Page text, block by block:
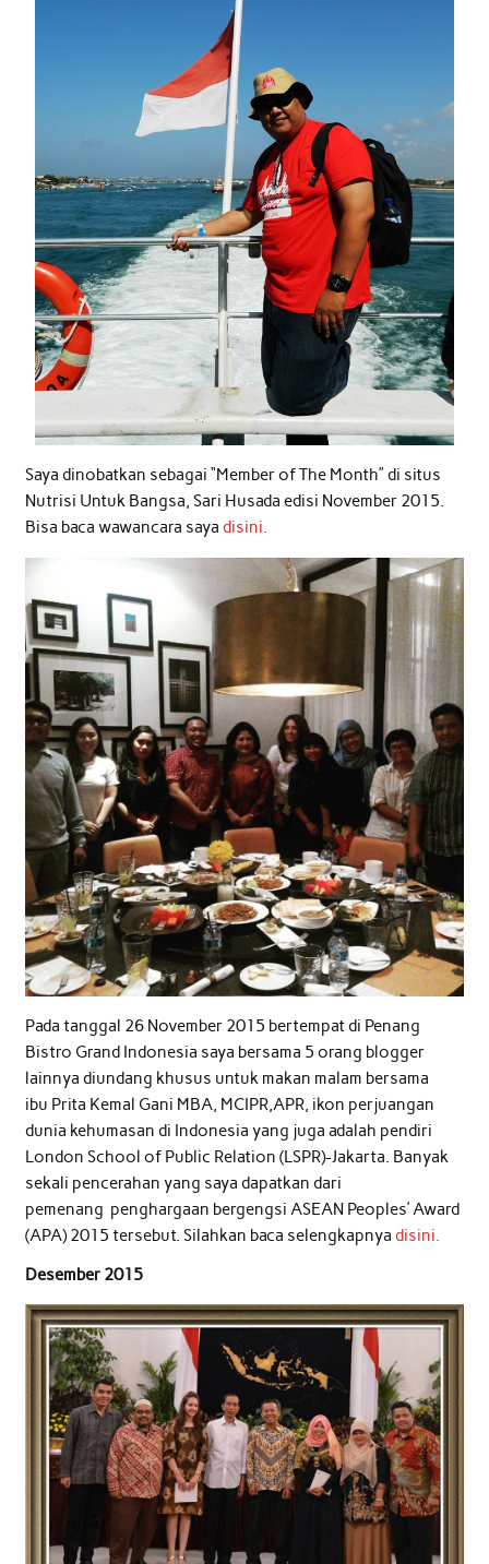
Saya dinobatkan sebagai “Member of The Month” di situs
Nutrisi Untuk Bangsa, Sari Husada edisi November 2015.
Bisa baca wawancara saya disini.
Pada tanggal 26 November 2015 bertempat di Penang
Bistro Grand Indonesia saya bersama 5 orang blogger
lainnya diundang khusus untuk makan malam bersama
ibu Prita Kemal Gani MBA, MCIPR,APR, ikon perjuangan
dunia kehumasan di Indonesia yang juga adalah pendiri
London School of Public Relation (LSPR)-Jakarta. Banyak
sekali pencerahan yang saya dapatkan dari
pemenang penghargaan bergengsi ASEAN Peoples’ Award
(APA) 2015 tersebut. Silahkan baca selengkapnya disini.
Desember 2015